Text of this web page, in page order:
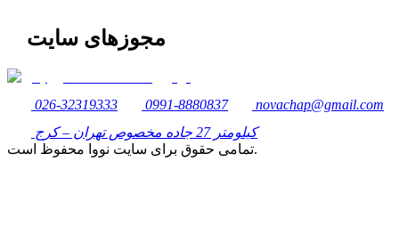
مجوزهای سایت
026-32319333 0991-8880837
novachap@gmail.com
کیلومتر 27 جاده مخصوص تهران – کرج
تمامی حقوق برای سایت نووا محفوظ است.